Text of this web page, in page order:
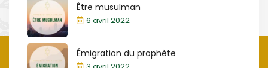
Être musulman
6 avril 2022
Émigration du prophète